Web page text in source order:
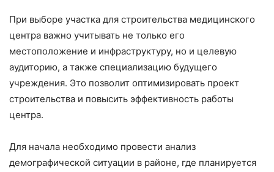
При выборе участка для строительства медицинского
центра важно учитывать не только его
местоположение и инфраструктуру, но и целевую
аудиторию, а также специализацию будущего
учреждения. Это позволит оптимизировать проект
строительства и повысить эффективность работы
центра.
Для начала необходимо провести анализ
демографической ситуации в районе, где планируется